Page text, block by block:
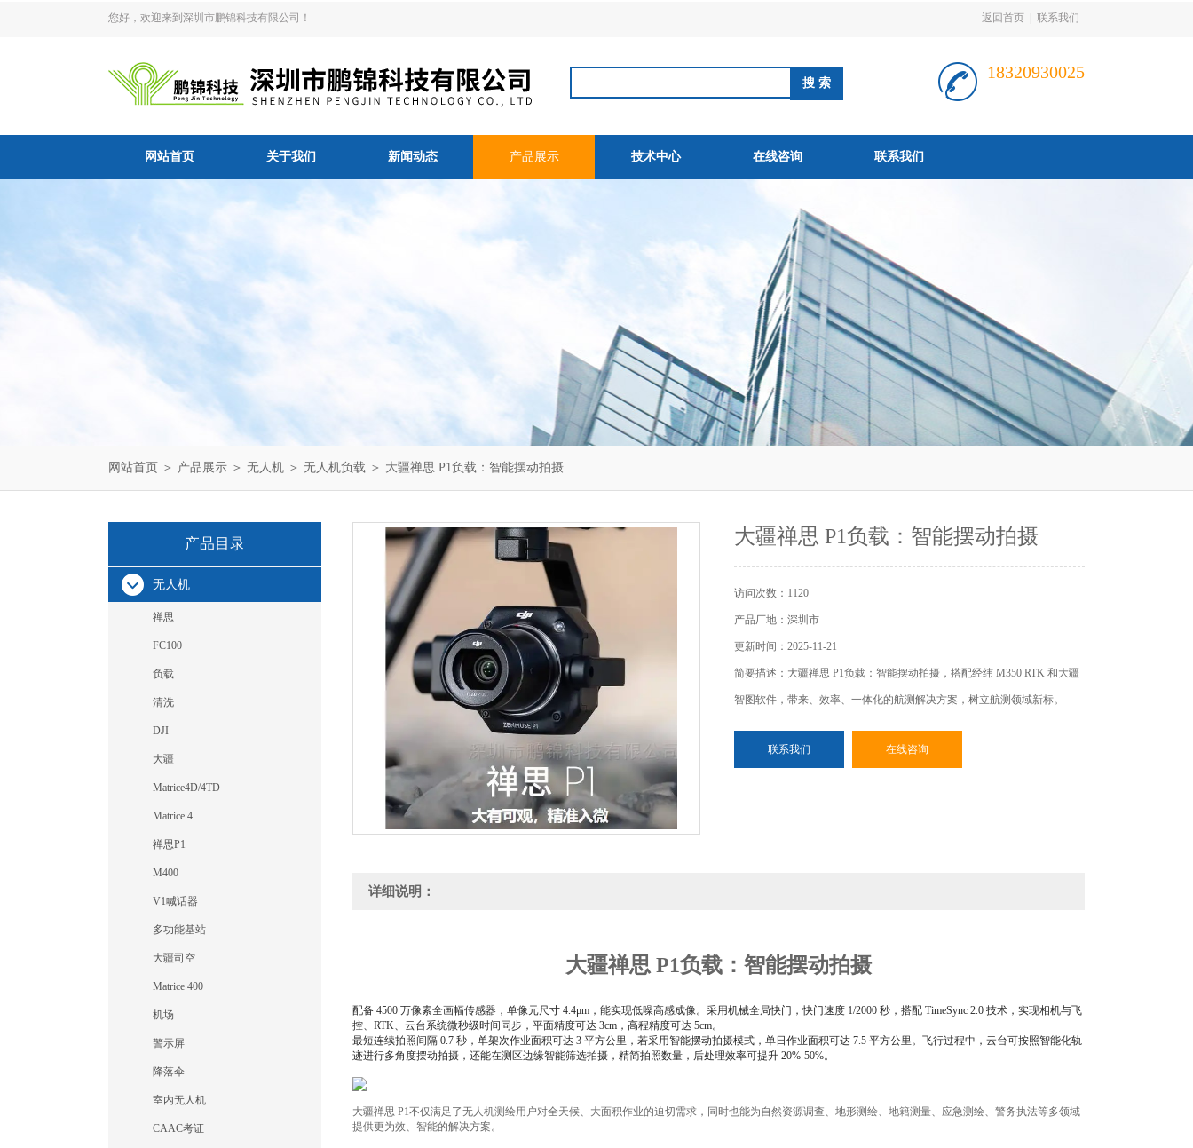
您好，欢迎来到深圳市鹏锦科技有限公司！ 返回首页 联系我们
18320930025
网站首页 关于我们 新闻动态 产品展示 技术中心 在线咨询 联系我们
网站首页 ＞ 产品展示 ＞ 无人机 ＞ 无人机负载 ＞ 大疆禅思 P1负载：智能摆动拍摄
产品目录
无人机
禅思
FC100
负载
清洗
DJI
大疆
Matrice4D/4TD
Matrice 4
禅思P1
M400
V1喊话器
多功能基站
大疆司空
Matrice 400
机场
警示屏
降落伞
室内无人机
CAAC考证
大疆禅思 P1负载：智能摆动拍摄
访问次数：1120
产品厂地：深圳市
更新时间：2025-11-21
简要描述：大疆禅思 P1负载：智能摆动拍摄，搭配经纬 M350 RTK 和大疆
智图软件，带来、效率、一体化的航测解决方案，树立航测领域新标。
联系我们 在线咨询
详细说明：
大疆禅思 P1负载：智能摆动拍摄
配备 4500 万像素全画幅传感器，单像元尺寸 4.4μm，能实现低噪高感成像。采用机械全局快门，快门速度 1/2000 秒，搭配 TimeSync 2.0 技术，实现相机与飞
控、RTK、云台系统微秒级时间同步，平面精度可达 3cm，高程精度可达 5cm。
最短连续拍照间隔 0.7 秒，单架次作业面积可达 3 平方公里，若采用智能摆动拍摄模式，单日作业面积可达 7.5 平方公里。飞行过程中，云台可按照智能化轨
迹进行多角度摆动拍摄，还能在测区边缘智能筛选拍摄，精简拍照数量，后处理效率可提升 20%-50%。
大疆禅思 P1不仅满足了无人机测绘用户对全天候、大面积作业的迫切需求，同时也能为自然资源调查、地形测绘、地籍测量、应急测绘、警务执法等多领域
提供更为效、智能的解决方案。